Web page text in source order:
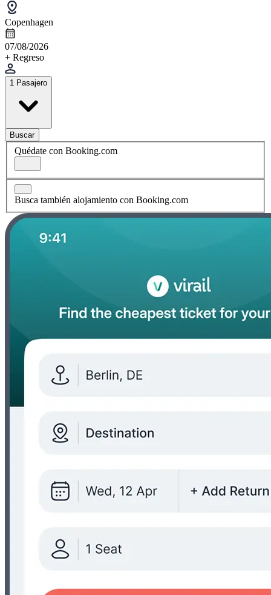
Copenhagen
07/08/2026
+ Regreso
1 Pasajero
Buscar
Quédate con Booking.com
Busca también alojamiento con Booking.com